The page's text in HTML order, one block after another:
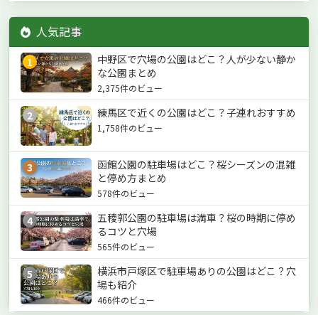
人気記事
1
中野区で穴場の公園はどこ？人が少ない静か
な公園まとめ
2,375件のビュー
2 練馬区で近くの公園はどこ？子連れおすすめ
1,758件のビュー
3
函館公園の駐車場はどこ？桜シーズンの混雑
と停め方まとめ
578件のビュー
4
五稜郭公園の駐車場は満車？桜の時期に停め
るコツと穴場
565件のビュー
5
横浜市戸塚区で駐車場ありの公園はどこ？穴
場も紹介
466件のビュー